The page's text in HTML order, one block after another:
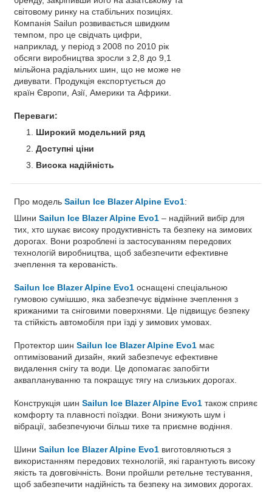
світовому ринку на стабільних позиціях.
Компанія Sailun розвивається швидким
темпом, про це свідчать цифри,
наприклад, у період з 2008 по 2010 рік
обсяги виробництва зросли з 2,8 до 9,1
мільйона радіальних шин, що не може не
дивувати. Продукція експортується до
країн Європи, Азії, Америки та Африки.
Переваги:
Широкий модельний ряд
Доступні ціни
Висока надійність
Про модель Sailun Ice Blazer Alpine Evo1:
Шини Sailun Ice Blazer Alpine Evo1 – надійний вибір для
тих, хто шукає високу продуктивність та безпеку на зимових
дорогах. Вони розроблені із застосуванням передових
технологій виробництва, щоб забезпечити ефективне
зчеплення та керованість.
Sailun Ice Blazer Alpine Evo1 оснащені спеціальною
гумовою сумішшю, яка забезпечує відмінне зчеплення з
крижаними та сніговими поверхнями. Це підвищує безпеку
та стійкість автомобіля при їзді у зимових умовах.
Протектор шин Sailun Ice Blazer Alpine Evo1 має
оптимізований дизайн, який забезпечує ефективне
видалення снігу та води. Це допомагає запобігти
акваплануванню та покращує тягу на слизьких дорогах.
Конструкція шин Sailun Ice Blazer Alpine Evo1 також сприяє
комфорту та плавності поїздки. Вони знижують шум і
вібрації, забезпечуючи більш тихе та приємне водіння.
Шини Sailun Ice Blazer Alpine Evo1 виготовляються з
використанням передових технологій, які гарантують високу
якість та довговічність. Вони пройшли ретельне тестування,
щоб забезпечити надійність та безпеку на зимових дорогах.